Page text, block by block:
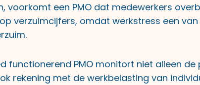
voorkomt een PMO dat medewerkers
verzuimcijfers, omdat werkstress een
functionerend PMO monitort niet alleen
rekening met de werkbelasting van